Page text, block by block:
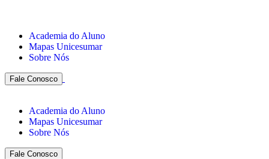
Academia do Aluno
Mapas Unicesumar
Sobre Nós
Fale Conosco
Academia do Aluno
Mapas Unicesumar
Sobre Nós
Fale Conosco